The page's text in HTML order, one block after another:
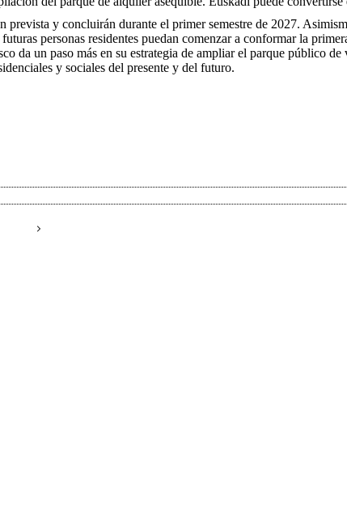
prevista y concluirán durante el primer semestre de 2027.
personas residentes puedan comenzar a conformar la
da un paso más en su estrategia de ampliar el parque público
y sociales del presente y del futuro.